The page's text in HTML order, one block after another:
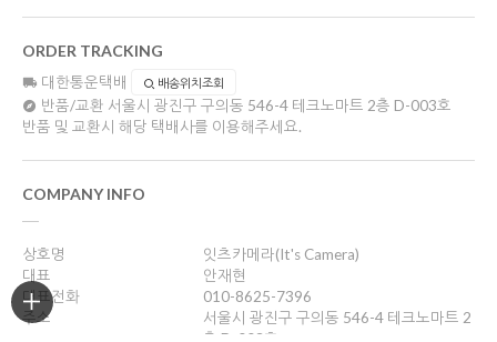
ORDER TRACKING
대한통운택배 배송위치조회
반품/교환 서울시 광진구 구의동 546-4 테크노마트 2층 D-003호
반품 및 교환시 해당 택배사를 이용해주세요.
COMPANY INFO
상호명
잇츠카메라(It's Camera)
대표
안재현
대표전화
010-8625-7396
주소
서울시 광진구 구의동 546-4 테크노마트 2